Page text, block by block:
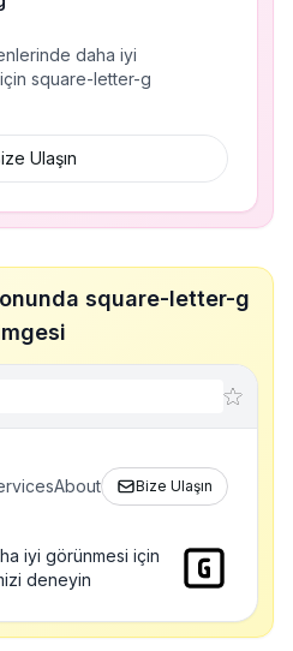
daha iyi
square-letter-g
Ulaşın
square-letter-g
About Bize Ulaşın
iyi görünmesi için
deneyin